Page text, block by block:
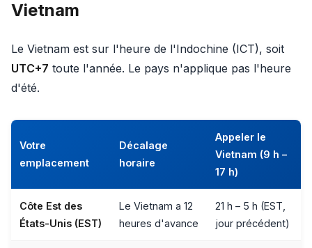
Vietnam
Le Vietnam est sur l'heure de l'Indochine (ICT), soit
UTC+7 toute l'année. Le pays n'applique pas l'heure
d'été.
Votre
emplacement
Décalage
horaire
Appeler le
Vietnam (9 h –
17 h)
Côte Est des
États-Unis (EST)
Le Vietnam a 12
heures d'avance
21 h – 5 h (EST,
jour précédent)